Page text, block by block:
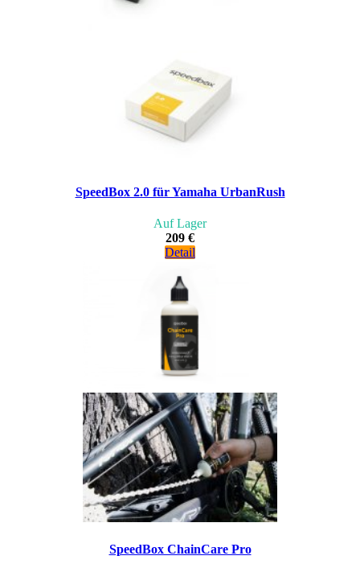
SpeedBox 2.0 für Yamaha UrbanRush
Auf Lager
209 €
Detail
SpeedBox ChainCare Pro